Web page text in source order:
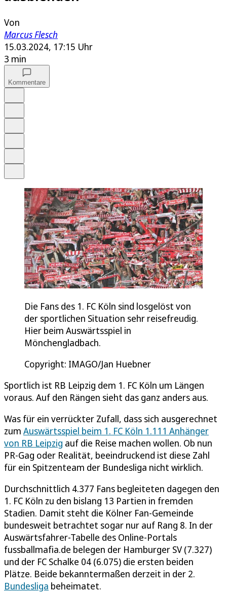
Von
Marcus Flesch
15.03.2024, 17:15 Uhr
3 min
Kommentare
Die Fans des 1. FC Köln sind losgelöst von
der sportlichen Situation sehr reisefreudig.
Hier beim Auswärtsspiel in
Mönchengladbach.
Copyright: IMAGO/Jan Huebner
Sportlich ist RB Leipzig dem 1. FC Köln um Längen
voraus. Auf den Rängen sieht das ganz anders aus.
Was für ein verrückter Zufall, dass sich ausgerechnet
zum Auswärtsspiel beim 1. FC Köln 1.111 Anhänger
von RB Leipzig auf die Reise machen wollen. Ob nun
PR-Gag oder Realität, beeindruckend ist diese Zahl
für ein Spitzenteam der Bundesliga nicht wirklich.
Durchschnittlich 4.377 Fans begleiteten dagegen den
1. FC Köln zu den bislang 13 Partien in fremden
Stadien. Damit steht die Kölner Fan-Gemeinde
bundesweit betrachtet sogar nur auf Rang 8. In der
Auswärtsfahrer-Tabelle des Online-Portals
fussballmafia.de belegen der Hamburger SV (7.327)
und der FC Schalke 04 (6.075) die ersten beiden
Plätze. Beide bekanntermaßen derzeit in der 2.
Bundesliga beheimatet.